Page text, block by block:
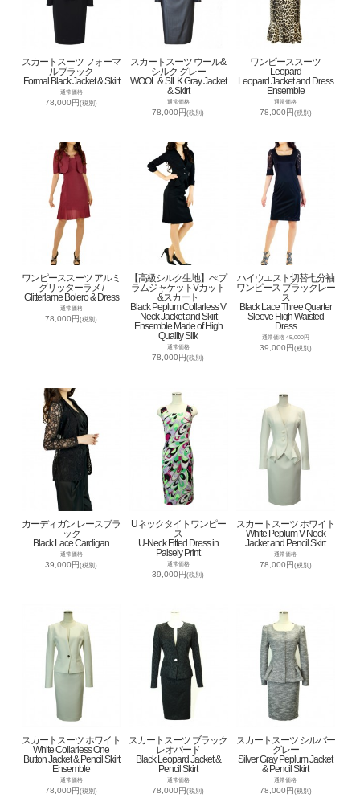
スカートスーツ フォーマ
ルブラック
Formal Black Jacket & Skirt
通常価格
78,000円(税別)
スカートスーツ ウール&
シルク グレー
WOOL & SILK Gray Jacket
& Skirt
通常価格
78,000円(税別)
ワンピーススーツ
Leopard
Leopard Jacket and Dress
Ensemble
通常価格
78,000円(税別)
ワンピーススーツ アルミ
グリッターラメ /
Glitterlame Bolero & Dress
通常価格
78,000円(税別)
【高級シルク生地】ぺプ
ラムジャケットVカット
&スカート
Black Peplum Collarless V
Neck Jacket and Skirt
Ensemble Made of High
Quality Silk
通常価格
78,000円(税別)
ハイウエスト切替七分袖
ワンピース ブラックレー
ス
Black Lace Three Quarter
Sleeve High Waisted
Dress
通常価格 45,000円
39,000円(税別)
カーディガン レースブラ
ック
Black Lace Cardigan
通常価格
39,000円(税別)
Uネックタイトワンピー
ス
U-Neck Fitted Dress in
Paisely Print
通常価格
39,000円(税別)
スカートスーツ ホワイト
White Peplum V-Neck
Jacket and Pencil Skirt
通常価格
78,000円(税別)
スカートスーツ ホワイト
White Collarless One
Button Jacket & Pencil Skirt
Ensemble
通常価格
78,000円(税別)
スカートスーツ ブラック
レオパード
Black Leopard Jacket &
Pencil Skirt
通常価格
78,000円(税別)
スカートスーツ シルバー
グレー
Silver Gray Peplum Jacket
& Pencil Skirt
通常価格
78,000円(税別)